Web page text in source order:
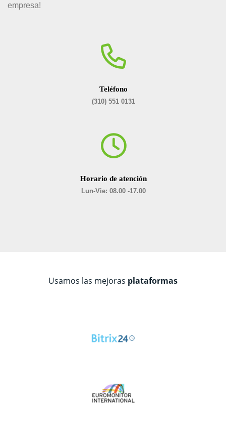
empresa!
Teléfono
(310) 551 0131
Horario de atención
Lun-Vie: 08.00 -17.00
Usamos las mejoras plataformas